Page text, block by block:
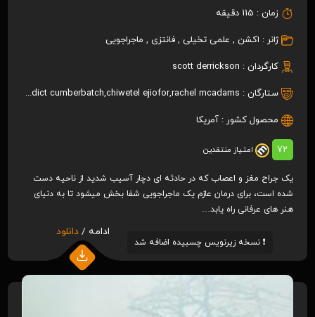
زمان : 115 دقیقه
ژانر : اکشن , علمی تخیلی ,فانتزی , ماجراجویی
کارگردان : scott derrickson
ستارگان : benedict cumberbatch,chiwetel ejiofor,rachel mcadams
محصول کشور : آمریکا
72 امتیاز منتقدین
یک جراح مغز و اعصاب که در حادثه ای دچار آسیب شدید از ناحیه دست
شده است، برای درمان عازم یک ماجراجویی شفا بخش میشود تا به دنیای
هنر های عرفانی راه یابد…
❗️ نسخه زیرنویس چسبیده اضافه شد
ادامه / دانلود